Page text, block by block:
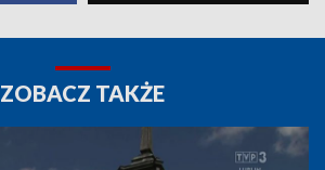
ZOBACZ TAKŻE